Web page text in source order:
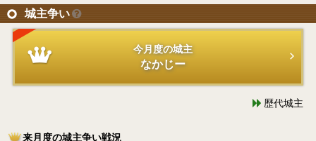
城主争い
今月度の城主
なかじー
歴代城主
来月度の城主争い戦況